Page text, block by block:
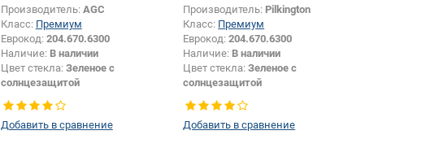
Производитель: AGC
Класс: Премиум
Еврокод: 204.670.6300
Наличие: В наличии
Цвет стекла: Зеленое с
солнцезащитой
Изменение аксессуаров:
Добавить в сравнение
Производитель: Pilkington
Класс: Премиум
Еврокод:204.670.6300
Наличие: В наличии
Цвет стекла:Зеленое с
солнцезащитой
Изменение аксессуаров:
Добавить в сравнение